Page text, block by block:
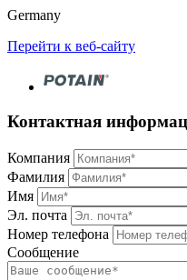
Germany
Перейти к веб-сайту
Контактная
Компания
Фамилия
Имя
Эл. почта
Номер телефона
Сообщение